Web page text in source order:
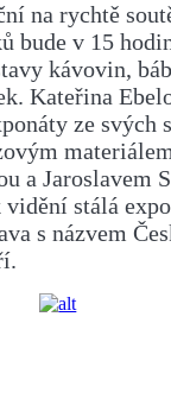
na rychtě
bude v 15
kávovin,
Kateřina
ze svých
a Jaroslavem
stálá
s názvem